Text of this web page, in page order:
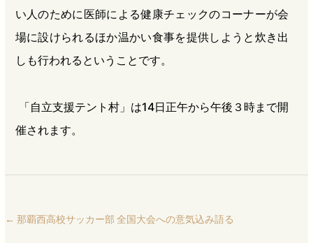
い人のために医師による健康チェックのコーナーが会
場に設けられるほか温かい食事を提供しようと炊き出
しも行われるということです。
「自立支援テント村」は14日正午から午後３時まで開
催されます。
← 那覇西高校サッカー部 全国大会への意気込み語る